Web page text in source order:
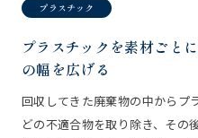
プラスチック
プラスチックを素材ごと
の幅を広げる
回収してきた廃棄物の中からプ
どの不適合物を取り除き、その